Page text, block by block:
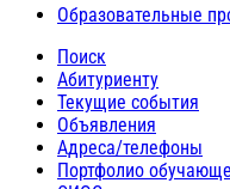
Образовательные
Поиск
Абитуриенту
Текущие события
Объявления
Адреса/телефоны
Портфолио